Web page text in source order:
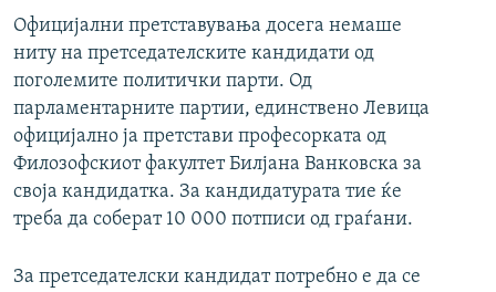
Официјални претставувања досега немаше
ниту на претседателските кандидати од
поголемите политички парти. Од
парламентарните партии, единствено Левица
официјално ја претстави професорката од
Филозофскиот факултет Билјана Ванковска за
своја кандидатка. За кандидатурата тие ќе
треба да соберат 10 000 потписи од граѓани.
За претседателски кандидат потребно е да се